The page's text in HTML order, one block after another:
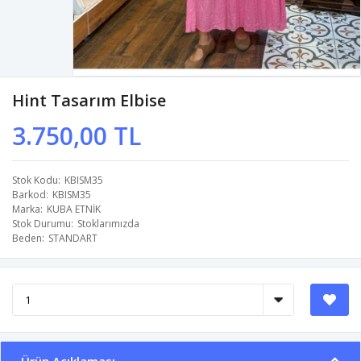
Hint Tasarım Elbise
3.750,00 TL
Stok Kodu KBISM35
Barkod KBISM35
Marka KUBA ETNİK
Stok Durumu Stoklarımızda
Beden STANDART